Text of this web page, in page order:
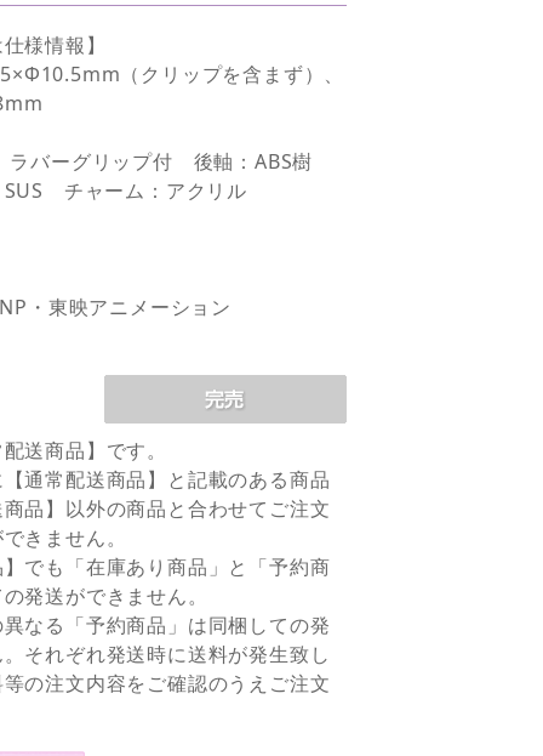
様情報】
（クリップを含まず）、
ラバーグリップ付 後軸：ABS樹
チャーム：アクリル
・東映アニメーション
送商品】です。
通常配送商品】と記載のある商品
品】以外の商品と合わせてご注文
きません。
でも「在庫あり商品」と「予約商
発送ができません。
なる「予約商品」は同梱しての発
それぞれ発送時に送料が発生致し
の注文内容をご確認のうえご注文